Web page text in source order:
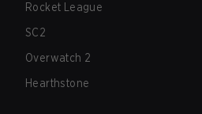
Rocket League
SC2
Overwatch 2
Hearthstone